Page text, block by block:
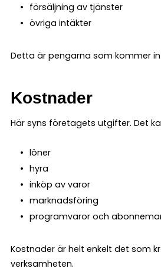
försäljning av tjänster
övriga intäkter
Detta är pengarna som kommer
Kostnader
Här syns företagets utgifter. Det
löner
hyra
inköp av varor
marknadsföring
programvaror och
Kostnader är helt enkelt det som
verksamheten.